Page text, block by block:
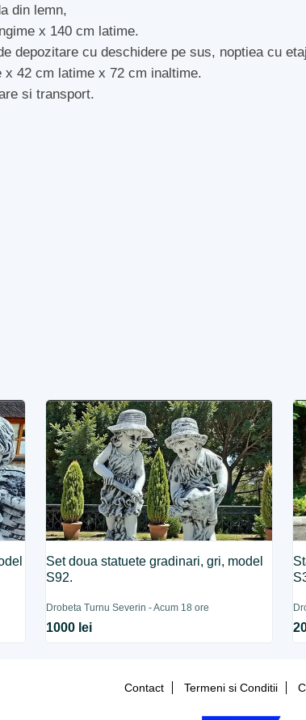
din lemn,
x 140 cm latime.
depozitare cu deschidere pe sus, noptiea cu
42 cm latime x 72 cm inaltime.
si transport.
Set doua statuete gradinari, gri, model
S92.
Drobeta Turnu Severin - Acum 18 ore
1000 lei
Contact Termeni si Conditii